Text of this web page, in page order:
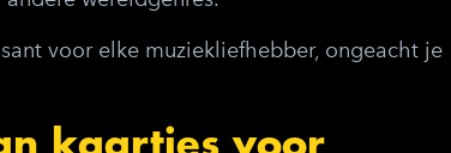
voor elke muziekliefhebber, ongeacht je
kaartjes voor